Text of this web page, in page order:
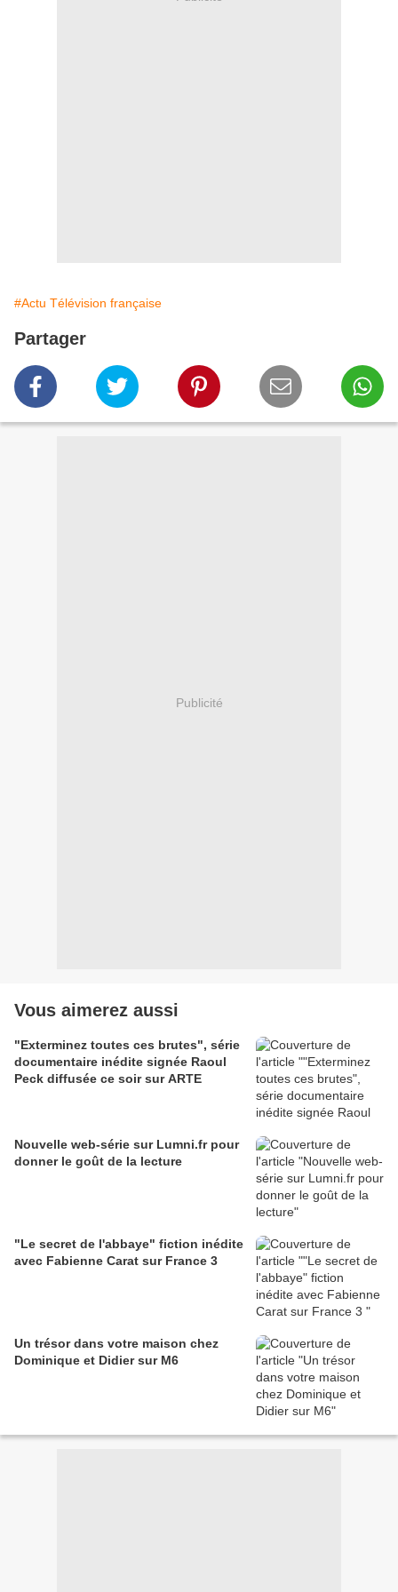
#Actu Télévision française
Partager
Publicité
Vous aimerez aussi
"Exterminez toutes ces brutes", série
documentaire inédite signée Raoul
Peck diffusée ce soir sur ARTE
Nouvelle web-série sur Lumni.fr pour
donner le goût de la lecture
"Le secret de l'abbaye" fiction inédite
avec Fabienne Carat sur France 3
Un trésor dans votre maison chez
Dominique et Didier sur M6